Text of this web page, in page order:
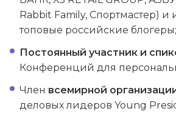
Rabbit Family, Спортмастер) и
топовые российские блогеры;
Постоянный участник и
Конференций для
Член всемирной
деловых лидеров Young